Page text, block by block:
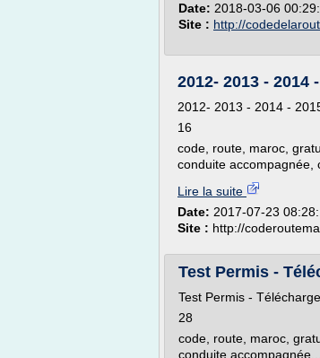
Date: 2018-03-06
Site : http://
2012- 2013 - 2014
2012- 2013 - 2014 -
16
code, route, maroc,
conduite accompagnée,
Lire la suite
Date: 2017-07-23
Site : http://
Test Permis -
Test Permis -
28
code, route, maroc,
conduite accompagnée,...